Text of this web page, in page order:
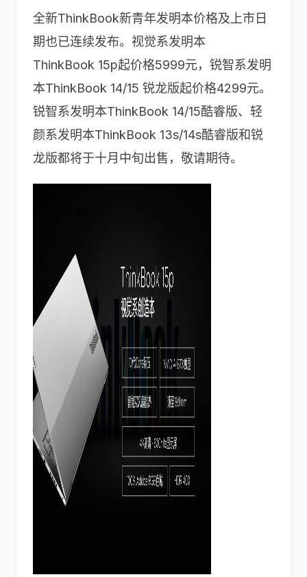
全新ThinkBook新青年发明本价格及上市日
期也已连续发布。视觉系发明本
ThinkBook 15p起价格5999元，锐智系发明
本ThinkBook 14/15 锐龙版起价格4299元。
锐智系发明本ThinkBook 14/15酷睿版、轻
颜系发明本ThinkBook 13s/14s酷睿版和锐
龙版都将于十月中旬出售，敬请期待。